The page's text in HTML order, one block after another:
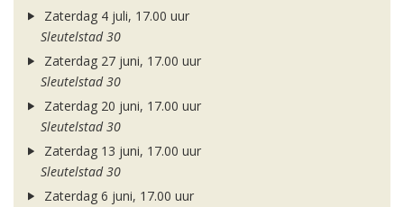
Zaterdag 4 juli, 17.00 uur
Sleutelstad 30
Zaterdag 27 juni, 17.00 uur
Sleutelstad 30
Zaterdag 20 juni, 17.00 uur
Sleutelstad 30
Zaterdag 13 juni, 17.00 uur
Sleutelstad 30
Zaterdag 6 juni, 17.00 uur